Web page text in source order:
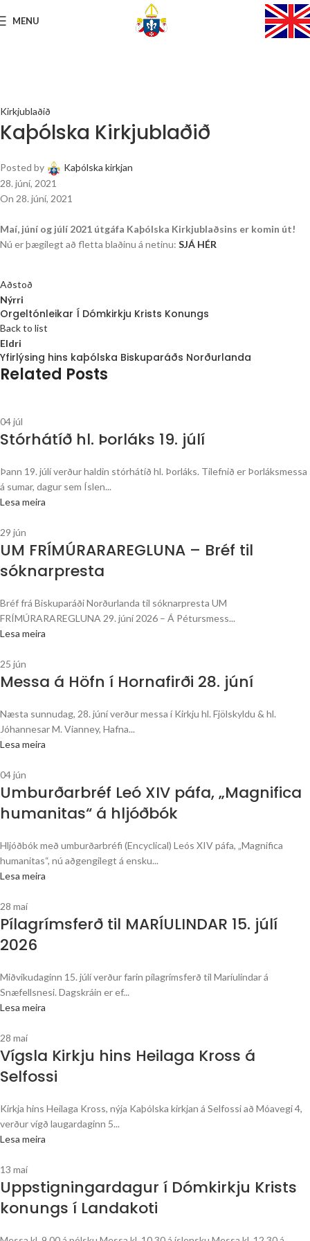
MENU
Kirkjublaðið
Kaþólska Kirkjublaðið
Posted by
Kaþólska kirkjan
28. júní, 2021
On 28. júní, 2021
Maí, júní og júlí 2021 útgáfa Kaþólska Kirkjublaðsins er komin út!
Nú er þægilegt að fletta blaðinu á netinu: SJÁ HÉR
Aðstoð
Nýrri
Orgeltónleikar Í Dómkirkju Krists Konungs
Back to list
Eldri
Yfirlýsing hins kaþólska Biskuparáðs Norðurlanda
Related Posts
04júl
Stórhátíð hl. Þorláks 19. júlí
Þann 19. júlí verður haldin stórhátíð hl. Þorláks. Tilefnið er Þorláksmessa
á sumar, dagur sem Íslen...
Lesa meira
29 jún
UM FRÍMÚRARAREGLUNA – Bréf til
sóknarpresta
Bréf frá Biskuparáði Norðurlanda til sóknarpresta UM
FRÍMÚRARAREGLUNA 29. júní 2026 – Á Pétursmess...
Lesa meira
25 jún
Messa á Höfn í Hornafirði 28. júní
Næsta sunnudag, 28. júní verður messa í Kirkju hl. Fjölskyldu & hl.
Jóhannesar M. Vianney, Hafna...
Lesa meira
04jún
Umburðarbréf Leó XIV páfa, „Magnifica
humanitas“ á hljóðbók
Hljóðbók með umburðarbréfi (Encyclical) Leós XIV páfa, „Magnifica
humanitas“, nú aðgengilegt á ensku...
Lesa meira
28 maí
Pílagrímsferð til MARÍULINDAR 15. júlí
2026
Miðvikudaginn 15. júlí verður farin pílagrímsferð til Maríulindar á
Snæfellsnesi. Dagskráin er ef...
Lesa meira
28 maí
Vígsla Kirkju hins Heilaga Kross á
Selfossi
Kirkja hins Heilaga Kross, nýja Kaþólska kirkjan á Selfossi að Móavegi 4,
verður vígð laugardaginn 5...
Lesa meira
13 maí
Uppstigningardagur í Dómkirkju Krists
konungs í Landakoti